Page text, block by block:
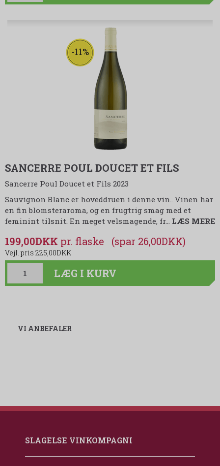
-11%
SANCERRE POUL DOUCET ET FILS
Sancerre Poul Doucet et Fils 2023
Sauvignon Blanc er hoveddruen i denne vin.. Vinen har
en fin blomsteraroma, og en frugtrig smag med et
feminint tilsnit. En meget velsmagende, fr… LÆS MERE
199,00DKK
225,00DKK
(spar 26,00DKK)
LÆG I KURV
VI ANBEFALER
SLAGELSE VINKOMPAGNI